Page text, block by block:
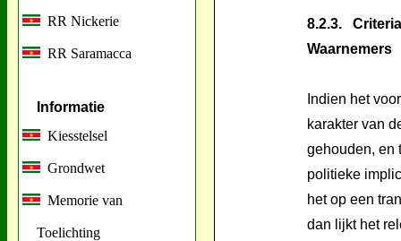
RR Nickerie
RR Saramacca
Informatie
Kiesstelsel
Grondwet
Memorie van
Toelichting
8.2.3.
Waarnemers
Indien het
karakter van
gehouden, en
politieke
het op een
dan lijkt het